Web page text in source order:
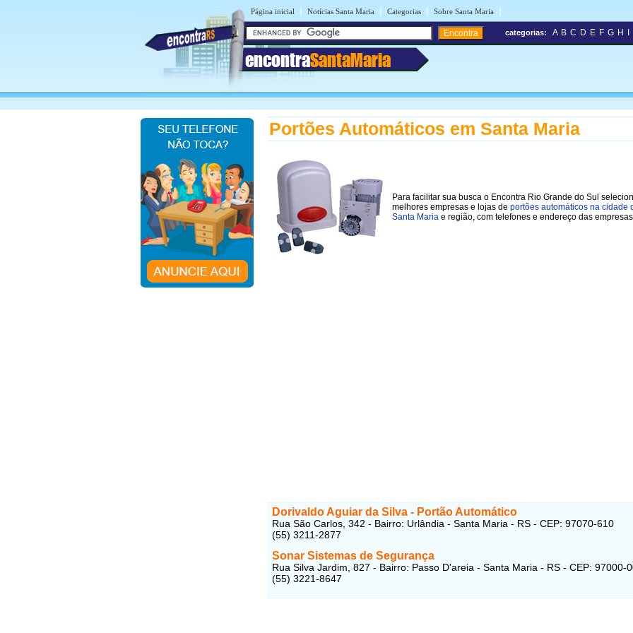
Página inicial | Notícias Santa Maria | Categorias | Sobre Santa Maria |
encontraSantaMaria
categorias: A B C D E F G H
Portões Automáticos em Santa Maria
Para facilitar sua busca o Encontra Rio Grande do Sul
melhores empresas e lojas de portões automáticos na cidade
Santa Maria e região, com telefones e endereço das
Dorivaldo Aguiar da Silva - Portão Automático
Rua São Carlos, 342 - Bairro: Urlândia - Santa Maria - RS - CEP: 97070-610
(55) 3211-2877
Sonar Sistemas de Segurança
Rua Silva Jardim, 827 - Bairro: Passo D'areia - Santa Maria - RS - CEP: 97000-
(55) 3221-8647